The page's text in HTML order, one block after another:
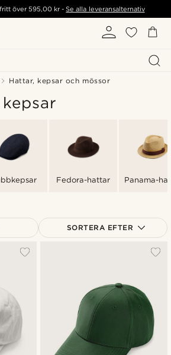
över595,00 kr -Se alla leveransalternativ
Hattar, kepsar och mössor
Fedora-hattar Panama-
SORTERA EFTER